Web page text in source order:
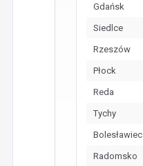
Gdańsk
Siedlce
Rzeszów
Płock
Reda
Tychy
Bolesławiec
Radomsko